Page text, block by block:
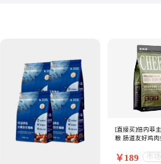
[直接买]倍内菲
粮 肠道友好鸡肉
￥189 市